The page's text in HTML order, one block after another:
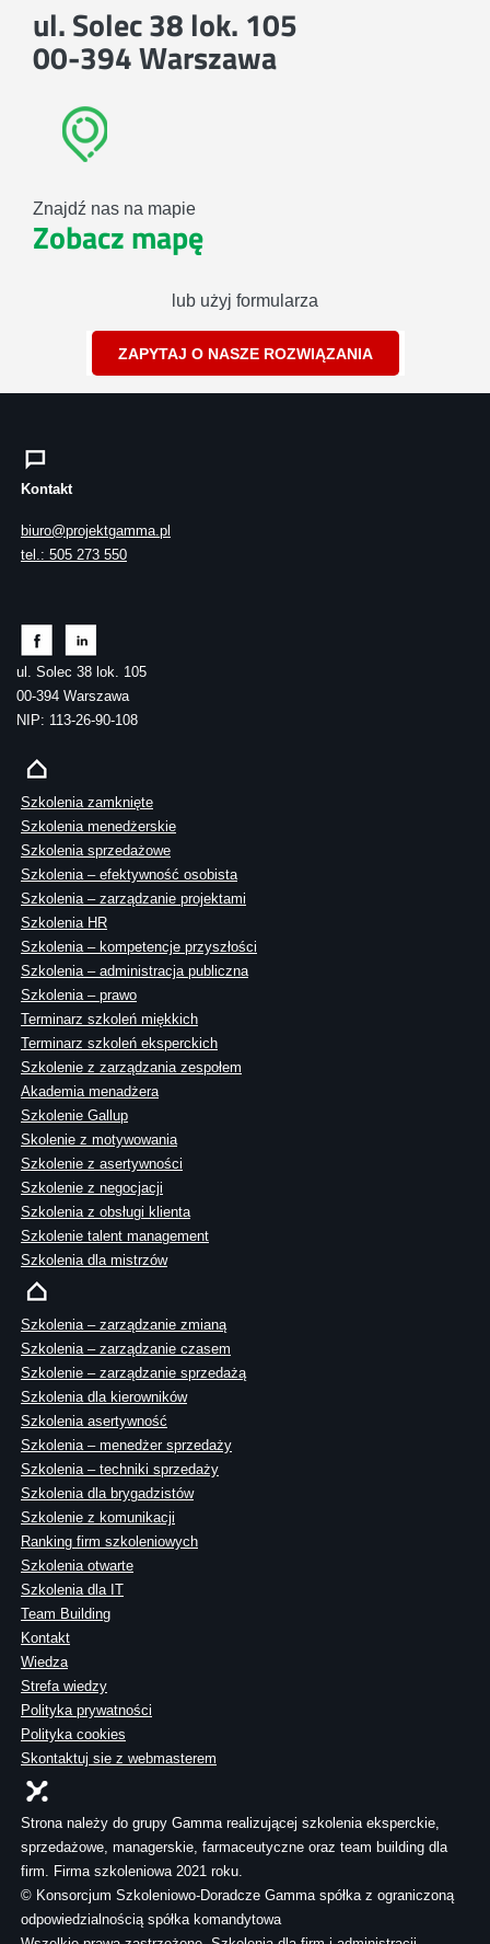
ul. Solec 38 lok. 105
00-394 Warszawa
Znajdź nas na mapie
Zobacz mapę
lub użyj formularza
ZAPYTAJ O NASZE ROZWIĄZANIA
Kontakt
biuro@projektgamma.pl
tel.: 505 273 550
ul. Solec 38 lok. 105
00-394 Warszawa
NIP: 113-26-90-108
Szkolenia zamknięte
Szkolenia menedżerskie
Szkolenia sprzedażowe
Szkolenia – efektywność osobista
Szkolenia – zarządzanie projektami
Szkolenia HR
Szkolenia – kompetencje przyszłości
Szkolenia – administracja publiczna
Szkolenia – prawo
Terminarz szkoleń miękkich
Terminarz szkoleń eksperckich
Szkolenie z zarządzania zespołem
Akademia menadżera
Szkolenie Gallup
Skolenie z motywowania
Szkolenie z asertywności
Szkolenie z negocjacji
Szkolenia z obsługi klienta
Szkolenie talent management
Szkolenia dla mistrzów
Szkolenia – zarządzanie zmianą
Szkolenia – zarządzanie czasem
Szkolenie – zarządzanie sprzedażą
Szkolenia dla kierowników
Szkolenia asertywność
Szkolenia – menedżer sprzedaży
Szkolenia – techniki sprzedaży
Szkolenia dla brygadzistów
Szkolenie z komunikacji
Ranking firm szkoleniowych
Szkolenia otwarte
Szkolenia dla IT
Team Building
Kontakt
Wiedza
Strefa wiedzy
Polityka prywatności
Polityka cookies
Skontaktuj sie z webmasterem
Strona należy do grupy Gamma realizującej szkolenia eksperckie,
sprzedażowe, managerskie, farmaceutyczne oraz team building dla
firm. Firma szkoleniowa 2021 roku.
© Konsorcjum Szkoleniowo-Doradcze Gamma spółka z ograniczoną
odpowiedzialnością spółka komandytowa